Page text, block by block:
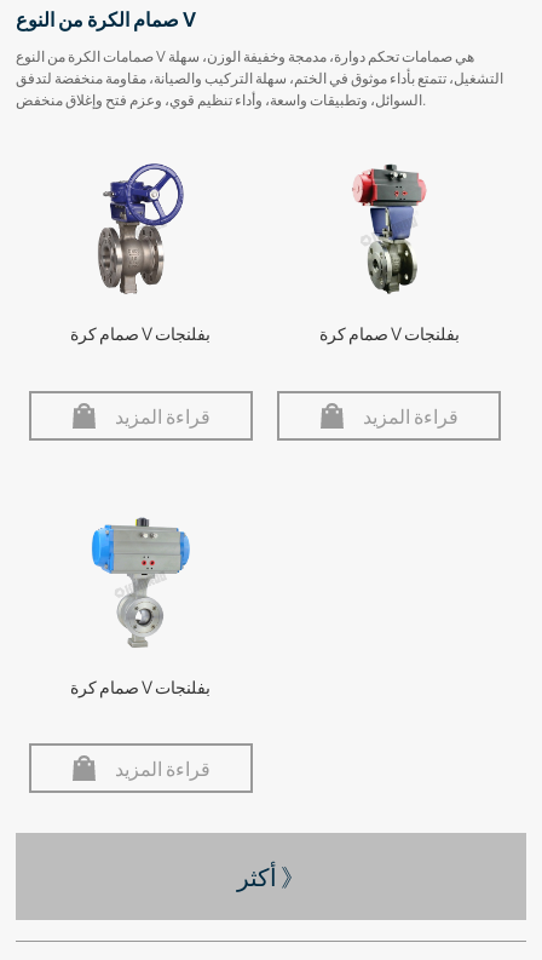
صمام الكرة من النوع V
صمامات الكرة من النوع V هي صمامات تحكم دوارة، مدمجة وخفيفة الوزن، سهلة
التشغيل، تتمتع بأداء موثوق في الختم، سهلة التركيب والصيانة، مقاومة منخفضة لتدفق
السوائل، وتطبيقات واسعة، وأداء تنظيم قوي، وعزم فتح وإغلاق منخفض.
صمام كرة V بفلنجات
قراءة المزيد
صمام كرة V بفلنجات
قراءة المزيد
صمام كرة V بفلنجات
قراءة المزيد
أكثر 》